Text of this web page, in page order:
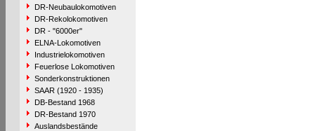
DR-Neubaulokomotiven
DR-Rekolokomotiven
DR - "6000er"
ELNA-Lokomotiven
Industrielokomotiven
Feuerlose Lokomotiven
Sonderkonstruktionen
SAAR (1920 - 1935)
DB-Bestand 1968
DR-Bestand 1970
Auslandsbestände